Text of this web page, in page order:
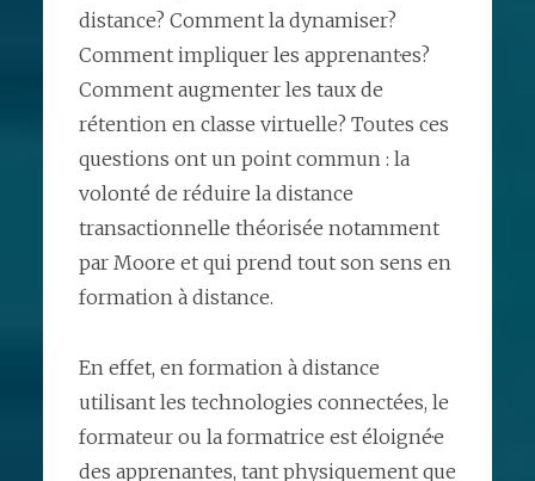
distance? Comment la dynamiser?
Comment impliquer les apprenant·es?
Comment augmenter les taux de
rétention en classe virtuelle? Toutes ces
questions ont un point commun : la
volonté de réduire la distance
transactionnelle théorisée notamment
par Moore et qui prend tout son sens en
formation à distance.
En effet, en formation à distance
utilisant les technologies connectées, le
formateur ou la formatrice est éloigné·e
des apprenant·es, tant physiquement que